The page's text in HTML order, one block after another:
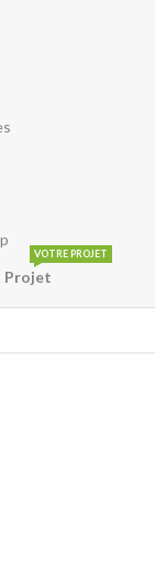
Projet
VOTRE PROJET